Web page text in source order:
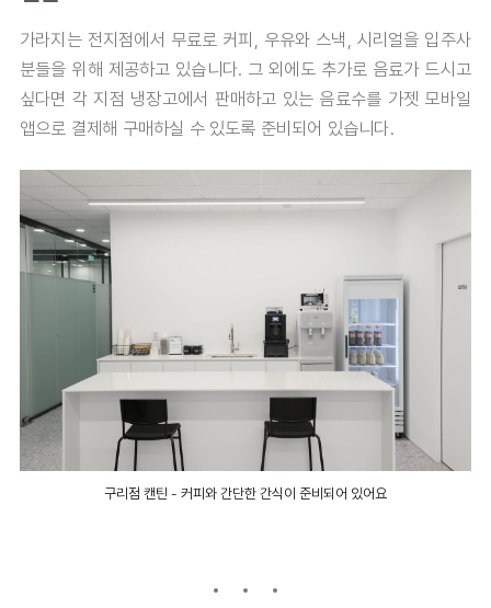
가라지는 전지점에서 무료로 커피, 우유와 스낵, 시리얼을 입주사
분들을 위해 제공하고 있습니다. 그 외에도 추가로 음료가 드시고
싶다면 각 지점 냉장고에서 판매하고 있는 음료수를 가젯 모바일
앱으로 결제해 구매하실 수 있도록 준비되어 있습니다.
구리점 캔틴 - 커피와 간단한 간식이 준비되어 있어요